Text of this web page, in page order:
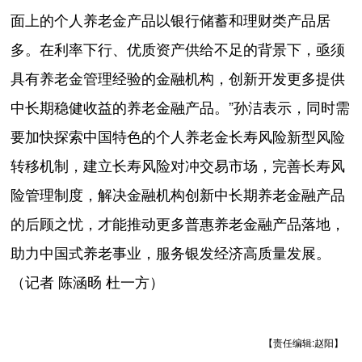
面上的个人养老金产品以银行储蓄和理财类产品居
多。在利率下行、优质资产供给不足的背景下，亟须
具有养老金管理经验的金融机构，创新开发更多提供
中长期稳健收益的养老金融产品。”孙洁表示，同时需
要加快探索中国特色的个人养老金长寿风险新型风险
转移机制，建立长寿风险对冲交易市场，完善长寿风
险管理制度，解决金融机构创新中长期养老金融产品
的后顾之忧，才能推动更多普惠养老金融产品落地，
助力中国式养老事业，服务银发经济高质量发展。
（记者 陈涵旸 杜一方）
【责任编辑:赵阳】